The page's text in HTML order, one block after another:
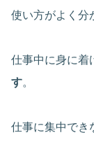
使い方がよく分
仕事中に身に着
す。
仕事に集中でき